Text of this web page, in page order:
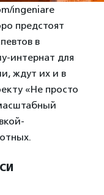
ingeniare
предстоят
в
интернат для
ждут их и в
«Не просто